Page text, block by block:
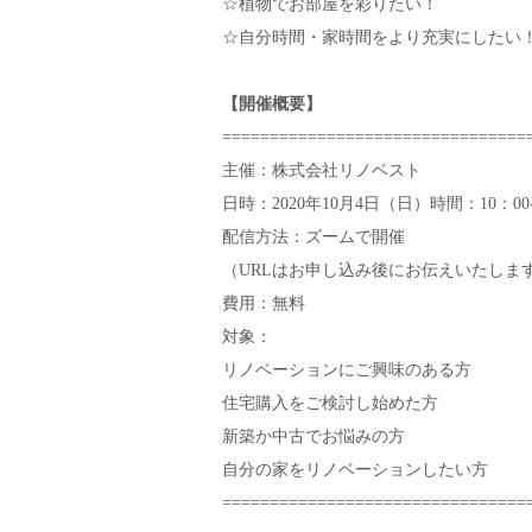
☆植物でお部屋を彩りたい！
☆自分時間・家時間をより充実にしたい
【開催概要】
主催：株式会社リノベスト
日時：2020年10月4日（日）時間：10：
配信方法：ズームで開催
（URLはお申し込み後にお伝えいたしま
費用：無料
対象：
リノベーションにご興味のある方
住宅購入をご検討し始めた方
新築か中古でお悩みの方
自分の家をリノベーションしたい方